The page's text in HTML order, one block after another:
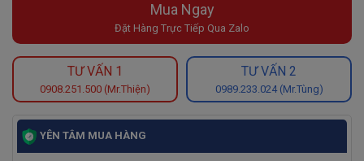
Mua Ngay
Đặt Hàng Trực Tiếp Qua Zalo
TƯ VẤN 1
0908.251.500 (Mr.Thiện)
TƯ VẤN 2
0989.233.024 (Mr.Tùng)
YÊN TÂM MUA HÀNG